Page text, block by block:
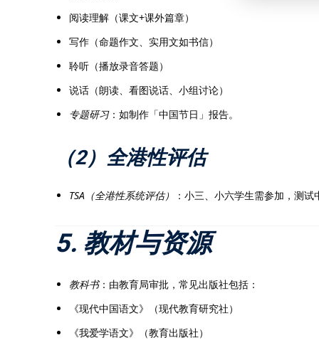
阅读理解（课文+课外篇章）
写作（命题作文、实用文如书信）
聆听（播放录音答题）
说话（朗读、看图说话、小组讨论）
专题研习：如制作「中国节日」报告。
（2）全港性评估
TSA（全港性系统评估） ：小三、小六学生需参加，测试
5. 教材与资源
教科书：由教育局审批，常见出版社包括：
《现代中国语文》（现代教育研究社）
《我爱学语文》（教育出版社）